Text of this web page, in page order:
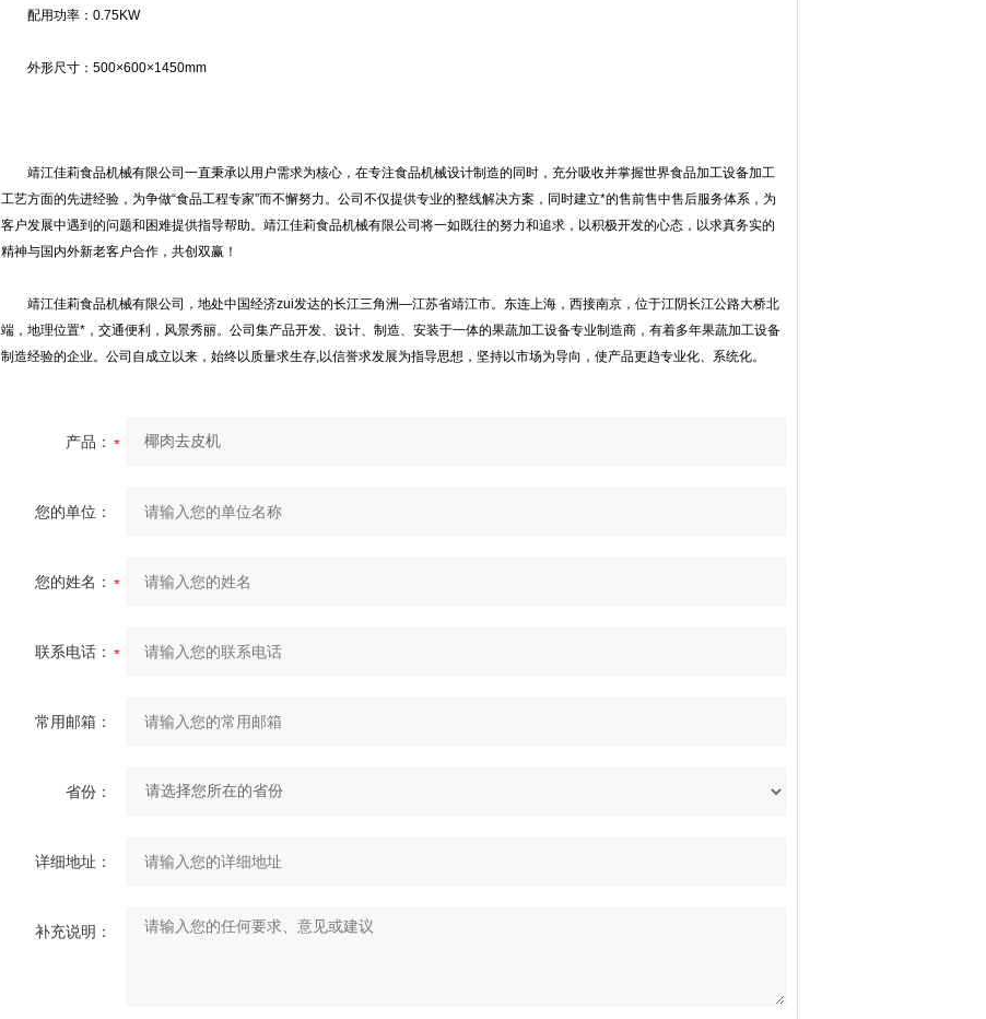
配用功率：0.75KW
外形尺寸：500×600×1450mm
靖江佳莉食品机械有限公司一直秉承以用户需求为核心，在专注食品机械设计制造的同时，充分吸收并掌握世界食品加工设备加工
工艺方面的先进经验，为争做“食品工程专家”而不懈努力。公司不仅提供专业的整线解决方案，同时建立*的售前售中售后服务体系，为
客户发展中遇到的问题和困难提供指导帮助。靖江佳莉食品机械有限公司将一如既往的努力和追求，以积极开发的心态，以求真务实的
精神与国内外新老客户合作，共创双赢！
靖江佳莉食品机械有限公司，地处中国经济zui发达的长江三角洲—江苏省靖江市。东连上海，西接南京，位于江阴长江公路大桥北
端，地理位置*，交通便利，风景秀丽。公司集产品开发、设计、制造、安装于一体的果蔬加工设备专业制造商，有着多年果蔬加工设备
制造经验的企业。公司自成立以来，始终以质量求生存,以信誉求发展为指导思想，坚持以市场为导向，使产品更趋专业化、系统化。
产品：
您的单位：
您的姓名：
联系电话：
常用邮箱：
省份：
详细地址：
补充说明：